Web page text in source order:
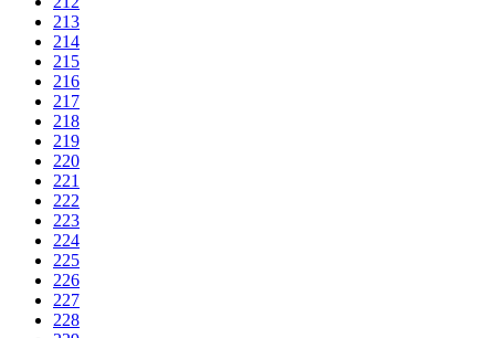
213
214
215
216
217
218
219
220
221
222
223
224
225
226
227
228